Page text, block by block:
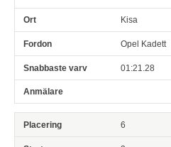
Kisa
Opel Kadett
01:21.28
6